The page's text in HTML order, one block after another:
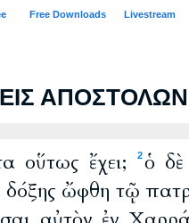
οὕτως ἔχει; 2 ὁ δὲ
ὤφθη τῷ